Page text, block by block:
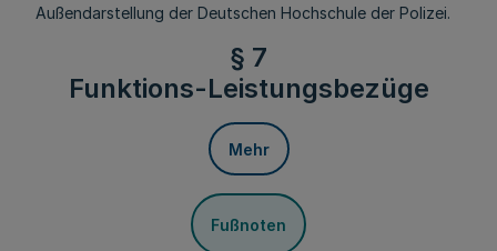
Außendarstellung der Deutschen Hochschule der Polizei.
§ 7
Funktions-Leistungsbezüge
Mehr
Fußnoten